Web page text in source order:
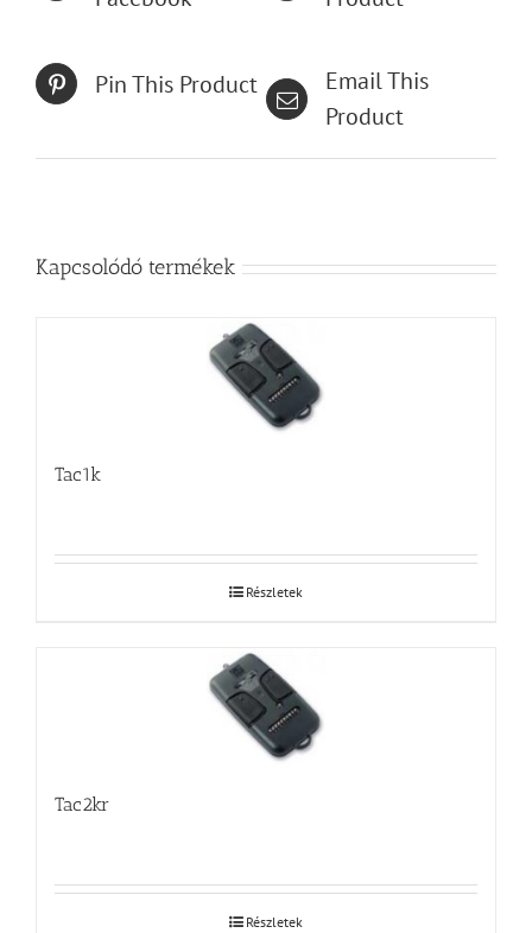
Pin This Product
Email This
Product
Kapcsolódó termékek
Tac1k
Részletek
Tac2kr
Részletek